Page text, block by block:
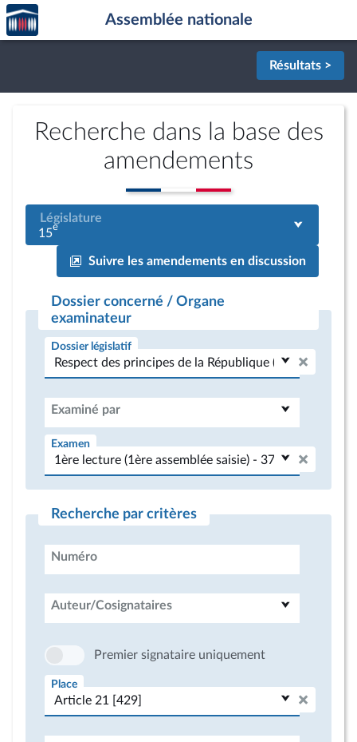
Aller au contenu
Aller en bas de la page
Accèder
à la
page
Assemblée nationale
Résultats >
Recherche dans la base des
amendements
Législature
15e
Suivre les amendements en discussion
Dossier concerné / Organe
examinateur
Dossier législatif
Examiné par
Examen
Recherche par critères
Numéro
Auteur/Cosignataires
Premier signataire uniquement
Place